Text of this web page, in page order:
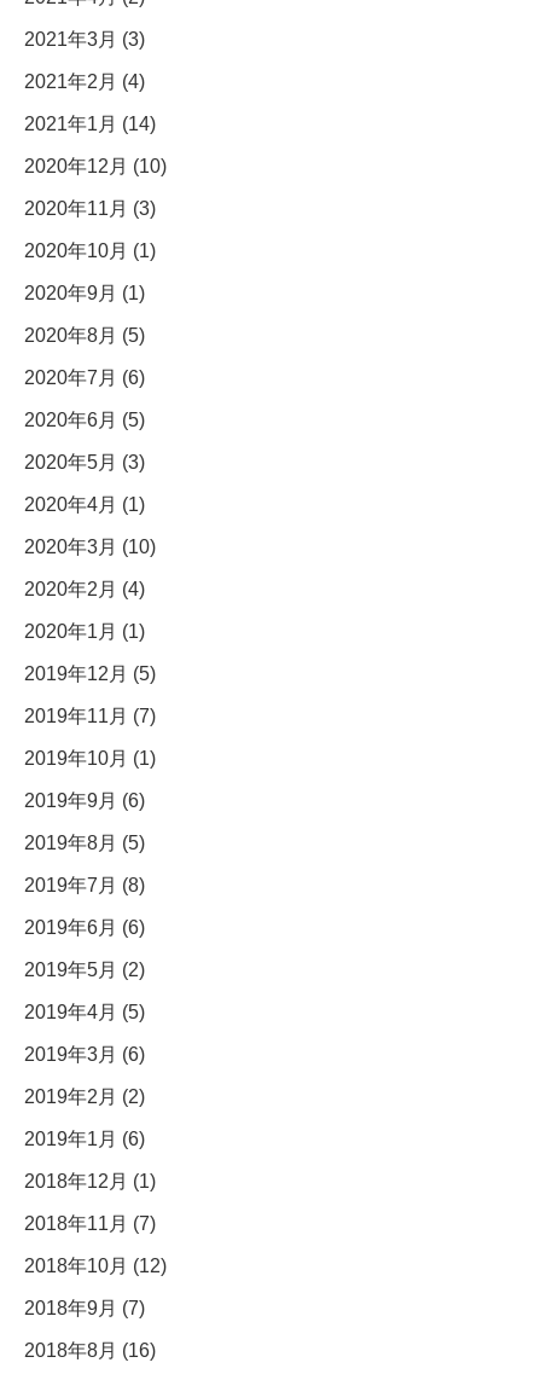
2021年3月 (3)
2021年2月 (4)
2021年1月 (14)
2020年12月 (10)
2020年11月 (3)
2020年10月 (1)
2020年9月 (1)
2020年8月 (5)
2020年7月 (6)
2020年6月 (5)
2020年5月 (3)
2020年4月 (1)
2020年3月 (10)
2020年2月 (4)
2020年1月 (1)
2019年12月 (5)
2019年11月 (7)
2019年10月 (1)
2019年9月 (6)
2019年8月 (5)
2019年7月 (8)
2019年6月 (6)
2019年5月 (2)
2019年4月 (5)
2019年3月 (6)
2019年2月 (2)
2019年1月 (6)
2018年12月 (1)
2018年11月 (7)
2018年10月 (12)
2018年9月 (7)
2018年8月 (16)